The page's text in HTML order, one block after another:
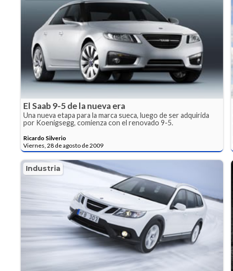
El Saab 9-5 de la nueva era
Una nueva etapa para la marca sueca, luego de ser adquirida
por Koenigsegg, comienza con el renovado 9-5.
Ricardo Silverio
Viernes, 28 de agosto de 2009
Industria